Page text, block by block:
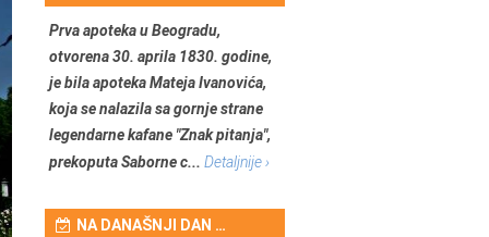
Prva apoteka u Beogradu,
otvorena 30. aprila 1830. godine,
je bila apoteka Mateja Ivanovića,
koja se nalazila sa gornje strane
legendarne kafane "Znak pitanja",
prekoputa Saborne c... Detaljnije ›
NA DANAŠNJI DAN …